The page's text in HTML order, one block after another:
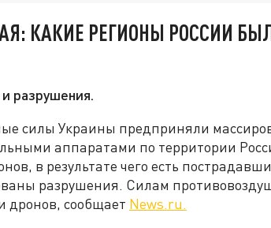
КАКИЕ РЕГИОНЫ РОССИИ
разрушения.
силы Украины предприняли
аппаратами по территории
в результате чего есть
разрушения. Силам
дронов, сообщает News.ru.